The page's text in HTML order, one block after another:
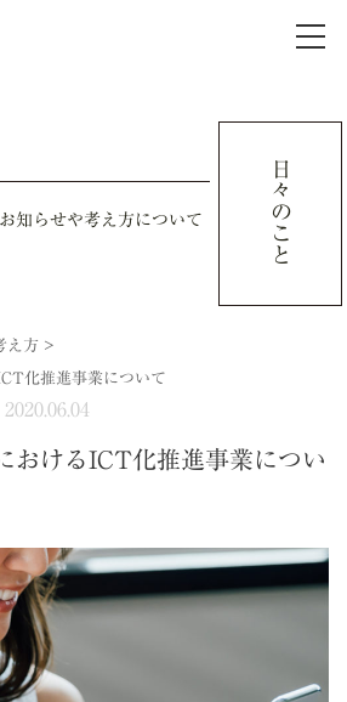
日々のこと
お知らせや考え方について
え方 >
化推進事業について
2020.06.04
おけるICT化推進事業につい
日々のこと
規約等
利用規約